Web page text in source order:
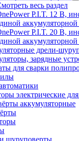
весь раздел
P.I.T. 12 В,
P.I.T. 20 В,
дрели-
зарядные
для сварки
электрические
аккумуляторные
шуруповерты